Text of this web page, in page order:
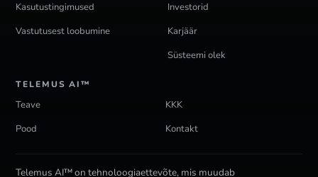
Telemus AI™ on tehnoloogiaettevõte, mis muudab
Kasutustingimused
Vastutusest loobumine
Investorid
Karjäär
Süsteemi olek
TELEMUS AI™
Teave
KKK
Pood
Kontakt